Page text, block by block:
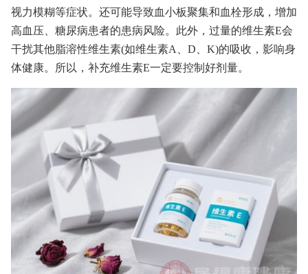
视力模糊等症状。还可能导致血小板聚集和血栓形成，增加
高血压、糖尿病患者的患病风险。此外，过量的维生素E会
干扰其他脂溶性维生素(如维生素A、D、K)的吸收，影响身
体健康。所以，补充维生素E一定要控制好剂量。